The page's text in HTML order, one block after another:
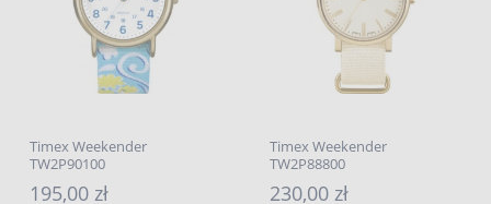
Timex Weekender
TW2P90100
195,00 zł
Timex Weekender
TW2P88800
230,00 zł